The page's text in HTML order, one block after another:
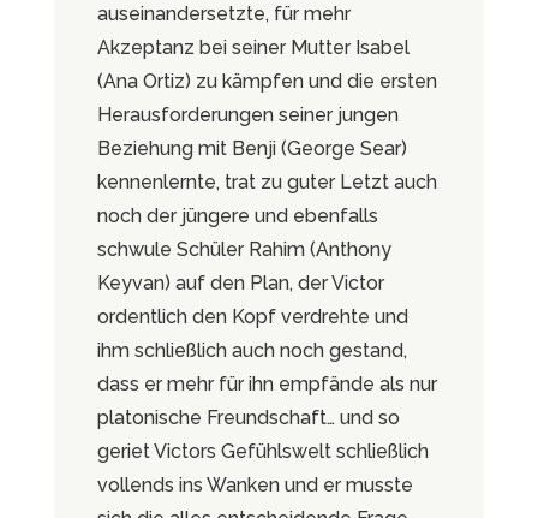
auseinandersetzte, für mehr
Akzeptanz bei seiner Mutter Isabel
(Ana Ortiz) zu kämpfen und die ersten
Herausforderungen seiner jungen
Beziehung mit Benji (George Sear)
kennenlernte, trat zu guter Letzt auch
noch der jüngere und ebenfalls
schwule Schüler Rahim (Anthony
Keyvan) auf den Plan, der Victor
ordentlich den Kopf verdrehte und
ihm schließlich auch noch gestand,
dass er mehr für ihn empfände als nur
platonische Freundschaft… und so
geriet Victors Gefühlswelt schließlich
vollends ins Wanken und er musste